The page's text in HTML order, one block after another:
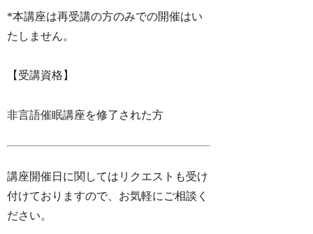
*本講座は再受講の方のみでの開催はい
たしません。
【受講資格】
非言語催眠講座を修了された方
講座開催日に関してはリクエストも受け
付けておりますので、お気軽にご相談く
ださい。